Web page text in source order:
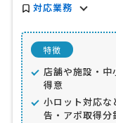
対応業務
特徴
店舗や施設・中
得意
小ロット対応な
告・アポ取得分